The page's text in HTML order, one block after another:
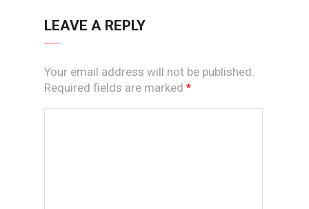
LEAVE A REPLY
Your email address will not be published.
Required fields are marked *